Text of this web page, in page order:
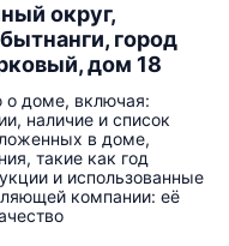
округ,
город
дом 18
о доме, включая:
наличие и список
в доме,
такие как год
и использованные
компании: её